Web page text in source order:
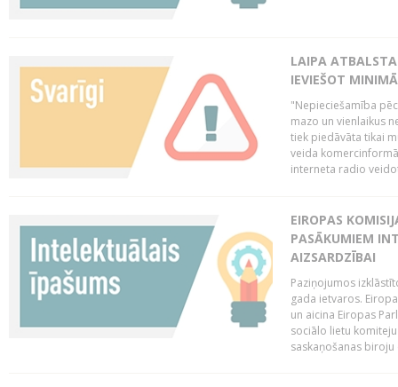
LAIPA
IEVIEŠOT
"Nepieciešamība
mazo un vienlaikus
tiek piedāvāta tikai
veida
interneta radio
EIROPAS
PASĀKUMIEM
AIZSARDZĪBAI
Paziņojumos
gada ietvaros.
un aicina Eiropas
sociālo lietu
saskaņošanas biroju